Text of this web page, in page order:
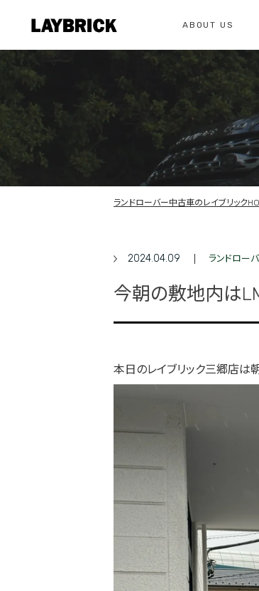
ABOUT US
私たちについて
サービスメニュー
お問い合わせ
総合お問い合わせ
ランドローバー中古車のレイブリック
2024.04.09 ランドロー
今朝の敷地内は
本日のレイブリック三郷店は